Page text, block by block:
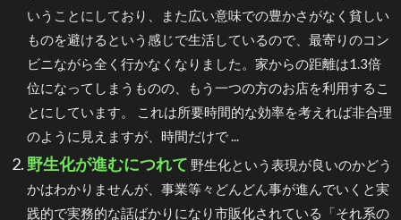
いうことにしており、また広い意味での豊かさがなく貧しい
ものを避けるという感じで生活しているので、最寄りのコン
ビニながら全く行かなくなりました。家からの距離は1.3倍
位になってしまうものの、もう一つの方のお店を利用するこ
とにしています。 これは所要時間的な効率を考えれば非合理
のように見えますが、時間だけで ...
野生化が進むにつれて 野生化という表現が良いのかどう
かはわかりませんが、事業等々どんどん事が進んでいくと実
践的で実務的な話ばかりになり市販化されている「それ系の